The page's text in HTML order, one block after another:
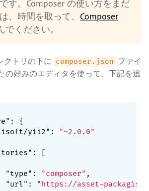
す。Composer の使い方をまだ
、時間を取って、 Composer
ください。
クトリの下に composer.json ファイ
の好みのエディタを使って、下記を追
: {
yii2" :
"~2.0.0"
: [
"type" : "composer" ,
"url" :
"https://asset-